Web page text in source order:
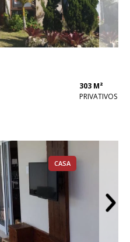
303 M²
PRIVATIVOS
CASA